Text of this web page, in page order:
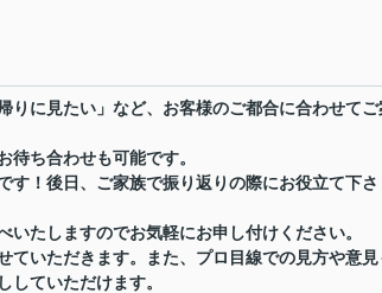
に見たい」など、お客様のご都合に合わせてご
ち合わせも可能です。
！後日、ご家族で振り返りの際にお役立て下さ
たしますのでお気軽にお申し付けください。
いただきます。また、プロ目線での見方や意見
していただけます。